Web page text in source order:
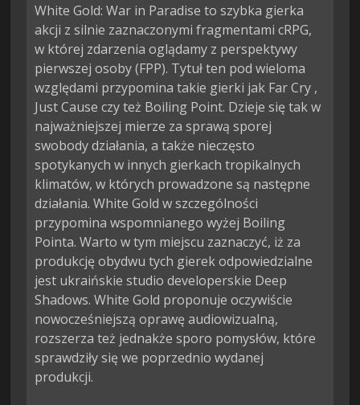
White Gold: War in Paradise to szybka gierka
akcji z silnie zaznaczonymi fragmentami cRPG,
w której zdarzenia oglądamy z perspektywy
pierwszej osoby (FPP). Tytuł ten pod wieloma
względami przypomina takie gierki jak Far Cry ,
Just Cause czy też Boiling Point. Dzieje się tak w
najważniejszej mierze za sprawą sporej
swobody działania, a także nieczęsto
spotykanych w innych gierkach tropikalnych
klimatów, w których prowadzone są następne
działania. White Gold w szczególności
przypomina wspomnianego wyżej Boiling
Pointa. Warto w tym miejscu zaznaczyć, iż za
produkcję obydwu tych gierek odpowiedzialne
jest ukraińskie studio developerskie Deep
Shadows. White Gold proponuje oczywiście
nowocześniejszą oprawę audiowizualną,
rozszerza też jednakże sporo pomysłów, które
sprawdziły się we poprzednio wydanej
produkcji.